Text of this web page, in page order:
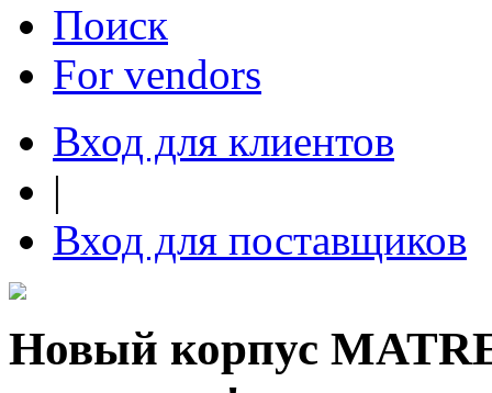
Поиск
For vendors
Вход для клиентов
|
Вход для поставщиков
Новый корпус